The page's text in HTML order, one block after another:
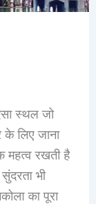
स्थल जो
के लिए जाना
महत्व रखती है
भी
का पूरा